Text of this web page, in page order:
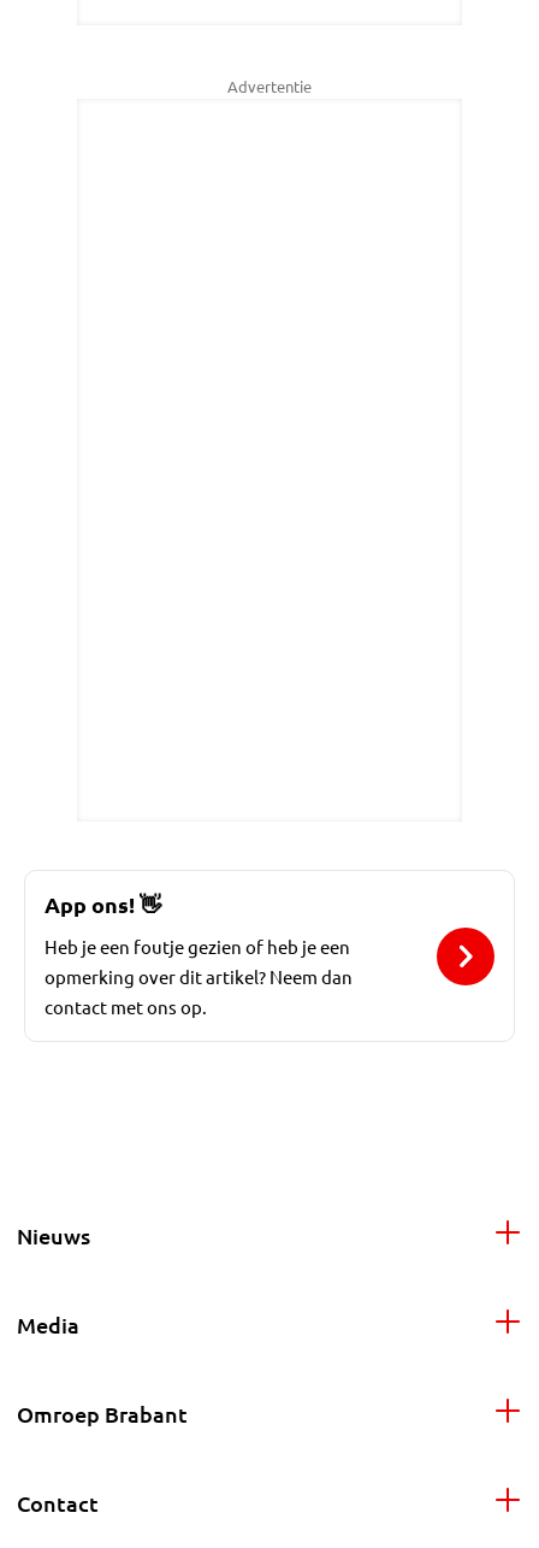
Advertentie
App ons!👋
Heb je een foutje gezien of heb je een
opmerking over dit artikel? Neem dan
contact met ons op.
Nieuws
Media
Omroep Brabant
Contact